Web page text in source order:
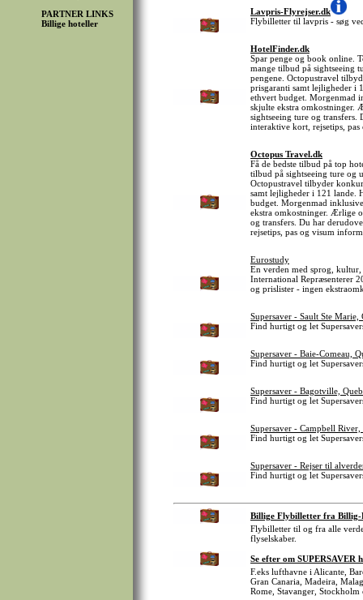
PARTNER LINKS
Billige hoteller
Lavpris-Flyrejser.dk
Flybilletter til lavpris - søg
HotelFinder.dk
Spar penge og book online.
mange tilbud på sightseeing
pengene. Octopustravel
prisgaranti samt lejligheder i
ethvert budget. Morgenmad
skjulte ekstra omkostninger.
sightseeing ture og
interaktive kort, rejsetips,
Octopus Travel.dk
Få de bedste tilbud på top
tilbud på sightseeing ture og
Octopustravel tilbyder
samt lejligheder i 121 lande.
budget. Morgenmad
ekstra omkostninger. Ærlige
og transfers. Du har
rejsetips, pas og visum
Eurostudy
En verden med sprog,
International Repræsenterer
og prislister - ingen
Supersaver - Sault Ste Marie,
Find hurtigt og let
Supersaver - Baie-Comeau,
Find hurtigt og let
Supersaver - Bagotville,
Find hurtigt og let
Supersaver - Campbell
Find hurtigt og let
Supersaver - Rejser til
Find hurtigt og let
Billige Flybilletter fra
Flybilletter til og fra alle
flyselskaber.
Se efter om
F.eks lufthavne i Alicante,
Gran Canaria, Madeira,
Rome, Stavanger, Stockholm